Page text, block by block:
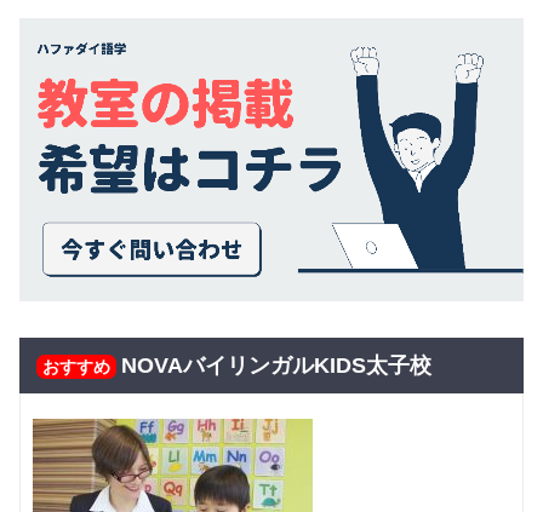
おすすめ NOVAバイリンガルKIDS太子校